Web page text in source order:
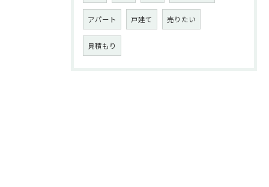
アパート 戸建て 売りたい
見積もり